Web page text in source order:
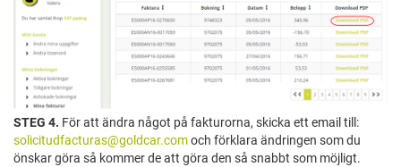
STEG 4. För att ändra något på fakturorna, skicka ett email till:
solicitudfacturas@goldcar.comoch förklara ändringen som du
önskar göra så kommer de att göra den så snabbt som möjligt.